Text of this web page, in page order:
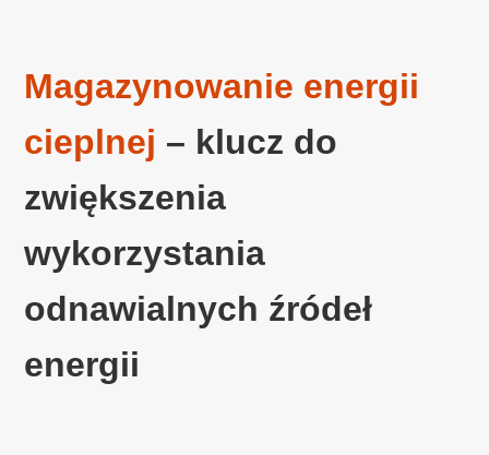
Magazynowanie energii
cieplnej – klucz do
zwiększenia
wykorzystania
odnawialnych źródeł
energii